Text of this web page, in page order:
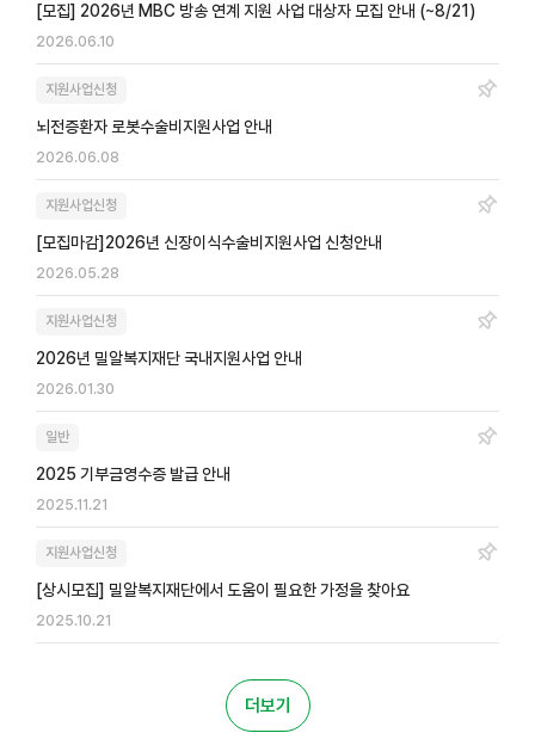
[모집] 2026년 MBC 방송 연계 지원 사업 대상자 모집 안내 (~8/21)
2026.06.10
지원사업신청
뇌전증환자 로봇수술비지원사업 안내
2026.06.08
지원사업신청
[모집마감]2026년 신장이식수술비지원사업 신청안내
2026.05.28
지원사업신청
2026년 밀알복지재단 국내지원사업 안내
2026.01.30
일반
2025 기부금영수증 발급 안내
2025.11.21
지원사업신청
[상시모집] 밀알복지재단에서 도움이 필요한 가정을 찾아요
2025.10.21
더보기